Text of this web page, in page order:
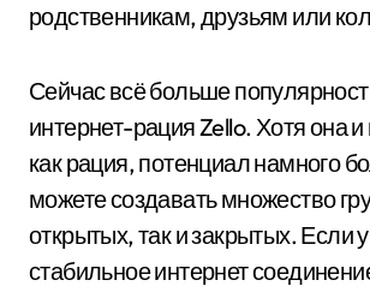
родственникам, друзьям или
Сейчас всё больше
интернет-рация Zello. Хотя она и
как рация, потенциал намного
можете создавать множество
открытых, так и закрытых. Если
стабильное интернет